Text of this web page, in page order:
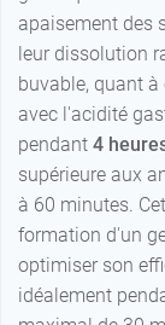
apaisement des
leur dissolution
buvable, quant
avec l'acidité
pendant 4
supérieure aux
à 60 minutes.
formation d'un
optimiser son
idéalement